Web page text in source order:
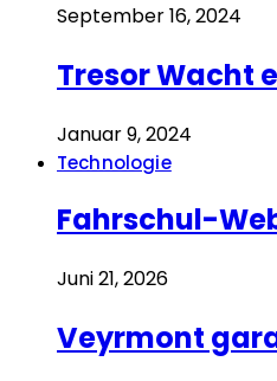
September 16, 2024
Tresor Wacht
Januar 9, 2024
Technologie
Fahrschul-
Juni 21, 2026
Veyrmont